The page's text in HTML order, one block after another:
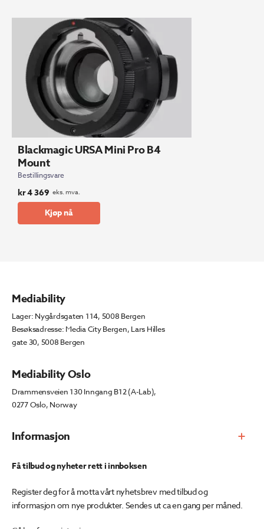
Blackmagic URSA Mini Pro B4
Mount
Bestillingsvare
kr4 369 eks. mva.
Kjøp nå
Informasjon
Mediability
Lager: Nygårdsgaten 114, 5008 Bergen
Besøksadresse: Media City Bergen, Lars Hilles
gate 30, 5008 Bergen
Mediability Oslo
Drammensveien 130 Inngang B12 (A-Lab),
0277 Oslo, Norway
Få tilbud og nyheter rett i innboksen
Register deg for å motta vårt nyhetsbrev med tilbud og
informasjon om nye produkter. Sendes ut ca en gang per måned.